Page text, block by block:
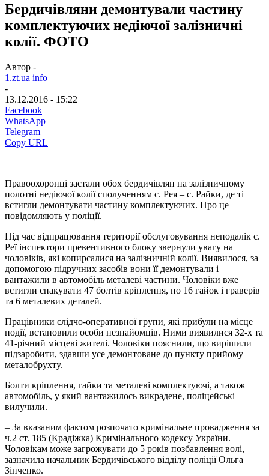
Бердичівляни демонтували частину
комплектуючих недіючої залізничні
колії. ФОТО
Автор -
1.zt.ua info
-
13.12.2016 - 15:22
Facebook
WhatsApp
Telegram
Copy URL
Правоохоронці застали обох бердичівлян на залізничному
полотні недіючої колії сполученням с. Рея – с. Райки, де ті
встигли демонтувати частину комплектуючих. Про це
повідомляють у поліції.
Під час відпрацювання території обслуговування неподалік с.
Реї інспектори превентивного блоку звернули увагу на
чоловіків, які копирсалися на залізничній колії. Виявилося, за
допомогою підручних засобів вони її демонтували і
вантажили в автомобіль металеві частини. Чоловіки вже
встигли спакувати 47 болтів кріплення, по 16 гайок і граверів
та 6 металевих деталей.
Працівники слідчо-оперативної групи, які прибули на місце
події, встановили особи незнайомців. Ними виявилися 32-х та
41-річний місцеві жителі. Чоловіки пояснили, що вирішили
підзаробити, здавши усе демонтоване до пункту прийому
металобрухту.
Болти кріплення, гайки та металеві комплектуючі, а також
автомобіль, у який вантажилось викрадене, поліцейські
вилучили.
– За вказаним фактом розпочато кримінальне провадження за
ч.2 ст. 185 (Крадіжка) Кримінального кодексу України.
Чоловікам може загрожувати до 5 років позбавлення волі, –
зазначила начальник Бердичівського відділу поліції Ольга
Зінченко.